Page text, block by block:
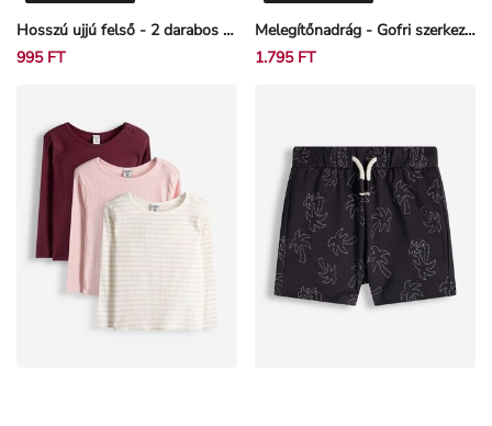
Hosszú ujjú felső - 2 darabos csomag
995 FT
Melegítőnadrág - Gofri szerkezet - Bézs
1.795 FT